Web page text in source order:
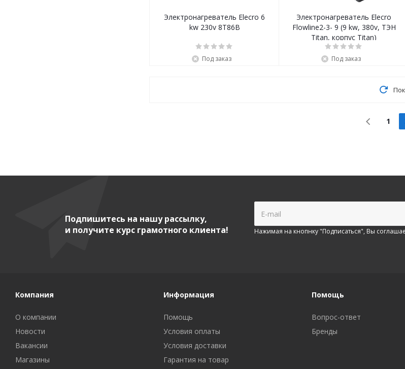
Электронагреватель Elecro 6
kw 230v 8Т86В
Под заказ
Электронагреватель Elecro
Flowline2-3- 9 (9 kw, 380v, ТЭН
Titan, корпус Titan)
Под заказ
1
Подпишитесь на нашу рассылку,
и получите курс грамотного клиента!
Нажимая на кнопнку "Подписаться", Вы
Компания
О компании
Новости
Вакансии
Магазины
Информация
Помощь
Условия оплаты
Условия доставки
Гарантия на товар
Помощь
Вопрос-ответ
Бренды